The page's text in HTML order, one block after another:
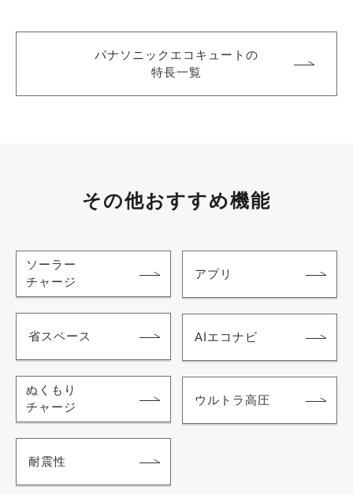
パナソニックエコキュートの
特⻑一覧
その他おすすめ機能
ソーラー
チャージ
アプリ
省スペース AIエコナビ
ぬくもり
チャージ
ウルトラ高圧
耐震性